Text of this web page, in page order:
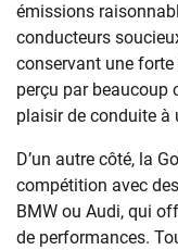
émissions
conducteurs
conservant une
perçu par beaucoup
plaisir de conduite à
D’un autre côté, la
compétition avec
BMW ou Audi, qui
de performances.